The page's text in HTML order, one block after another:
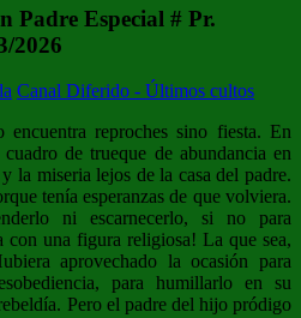
Padre Especial # Pr.
2026
Canal Diferido - Últimos cultos
reproches sino fiesta. En
de trueque de abundancia en
la miseria lejos de la casa del padre.
tenía esperanzas de que volviera.
ni escarnecerlo, si no para
con una figura religiosa! La que sea,
aprovechado la ocasión para
para humillarlo en su
Pero el padre del hijo pródigo